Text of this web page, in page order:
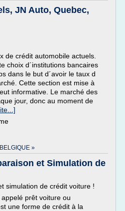
JN Auto, Quebec,
de crédit automobile actuels.
choix d´institutions bancaires
dans le but d´avoir le taux d
Cette section est mise à
informative. Le marché des
jour, donc au moment de
»
et Simulation de
simulation de crédit voiture !
prêt voiture ou
une forme de crédit à la